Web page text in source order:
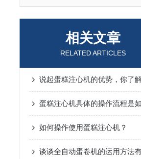
相关文章
RELATED ARTICLES
如何操作使用蛋糕注心机？